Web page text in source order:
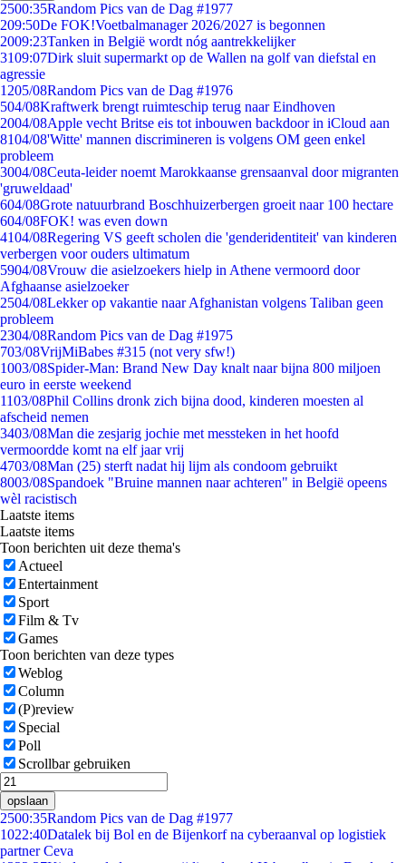
2500:35Random Pics van de Dag #1977
209:50De FOK!Voetbalmanager 2026/2027 is begonnen
2009:23Tanken in België wordt nóg aantrekkelijker
3109:07Dirk sluit supermarkt op de Wallen na golf van diefstal en
agressie
1205/08Random Pics van de Dag #1976
504/08Kraftwerk brengt ruimteschip terug naar Eindhoven
2004/08Apple vecht Britse eis tot inbouwen backdoor in iCloud aan
8104/08'Witte' mannen discrimineren is volgens OM geen enkel
probleem
3004/08Ceuta-leider noemt Marokkaanse grensaanval door migranten
'gruweldaad'
604/08Grote natuurbrand Boschhuizerbergen groeit naar 100 hectare
604/08FOK! was even down
4104/08Regering VS geeft scholen die 'genderidentiteit' van kinderen
verbergen voor ouders ultimatum
5904/08Vrouw die asielzoekers hielp in Athene vermoord door
Afghaanse asielzoeker
2504/08Lekker op vakantie naar Afghanistan volgens Taliban geen
probleem
2304/08Random Pics van de Dag #1975
703/08VrijMiBabes #315 (not very sfw!)
1003/08Spider-Man: Brand New Day knalt naar bijna 800 miljoen
euro in eerste weekend
1103/08Phil Collins dronk zich bijna dood, kinderen moesten al
afscheid nemen
3403/08Man die zesjarig jochie met messteken in het hoofd
vermoordde komt na elf jaar vrij
4703/08Man (25) sterft nadat hij lijm als condoom gebruikt
8003/08Spandoek "Bruine mannen naar achteren" in België opeens
wèl racistisch
Laatste items
Laatste items
Toon berichten uit deze thema's
Actueel
Entertainment
Sport
Film & Tv
Games
Toon berichten van deze types
Weblog
Column
(P)review
Special
Poll
Scrollbar gebruiken
opslaan
2500:35Random Pics van de Dag #1977
1022:40Datalek bij Bol en de Bijenkorf na cyberaanval op logistiek
partner Ceva